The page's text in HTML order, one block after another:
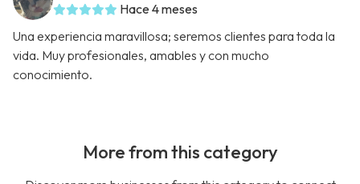
Hace 4 meses
Una experiencia maravillosa; seremos clientes para toda la
vida. Muy profesionales, amables y con mucho
conocimiento.
More from this category